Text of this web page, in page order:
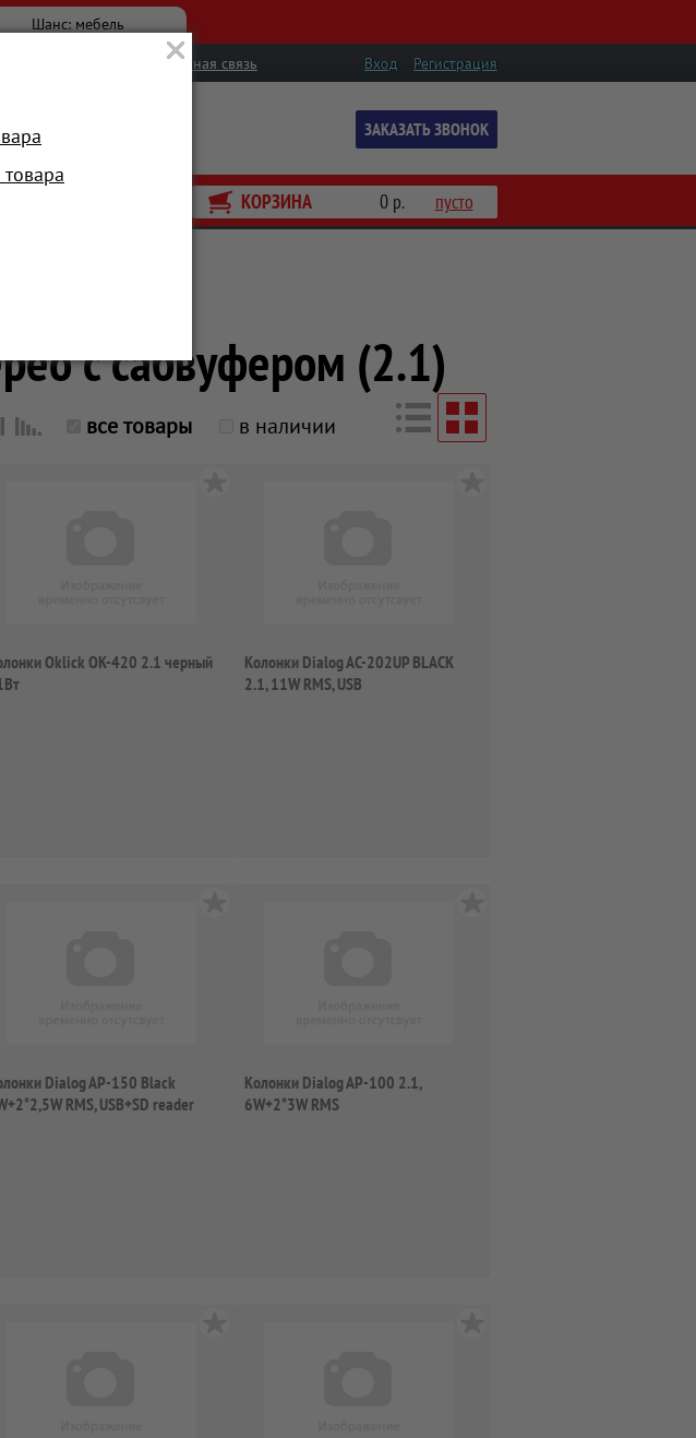
Шанс: мебель
Вход Регистрация
Обратная связь
ЗАКАЗАТЬ ЗВОНОК
КОРЗИНА 0 р. пусто
с сабвуфером (2.1)
все товары в наличии
Oklick OK-420 2.1 черный
Колонки Dialog AC-202UP BLACK
2.1, 11W RMS, USB
Dialog AP-150 Black
RMS, USB+SD reader
Колонки Dialog AP-100 2.1,
6W+2*3W RMS